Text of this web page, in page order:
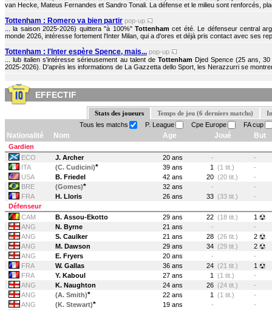
van Hecke, Mateus Fernandes et Sandro Tonali. La défense et le milieu sont renforcés,
Tottenham : Romero va bien partir pop-up
... la saison 2025-2026) quittera "à 100%" Tottenham cet été. Le défenseur central
monde 2026, intéresse fortement l'Inter Milan, qui a d'ores et déjà pris contact avec ses
Tottenham : l'Inter espère Spence, mais... pop-up
... lub italien s'intéresse sérieusement au talent de Tottenham Djed Spence (25 ans,
2025-2026). D'après les informations de La Gazzetta dello Sport, les Nerazzurri se
EFFECTIF
Stats des joueurs Temps de jeu (6 derniers matchs)
Tous les matchs
P. League Cpe Europe FA cup
Nationalité Nom Age Joué But
Gardien
ECO
J. Archer 20 ans -
-
ITA
(C. Cudicini)* 39 ans 1 (1 tit.)
-
USA
B. Friedel 42 ans 20 (20 tit.)
-
BRE
(Gomes)* 32 ans -
-
FRA
H. Lloris 26 ans 33 (33 tit.)
-
Défenseur
CAM
B. Assou-Ekotto 29 ans 22 (18 tit.)
1
ANG
N. Byrne 21 ans -
-
ANG
S. Caulker 21 ans 28 (26 tit.)
2
ANG
M. Dawson 29 ans 34 (29 tit.)
2
ANG
E. Fryers 20 ans -
-
FRA
W. Gallas 36 ans 24 (21 tit.)
1
FRA
Y. Kaboul 27 ans 1 (1 tit.)
-
ANG
K. Naughton 24 ans 26 (24 tit.)
-
ANG
(A. Smith)* 22 ans 1 (1 tit.)
-
ANG
(K. Stewart)* 19 ans -
-